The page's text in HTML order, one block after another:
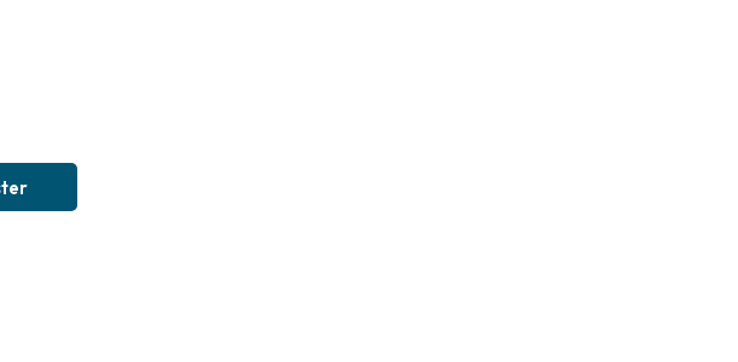
hafif yapısıyla vücuda konforlu şekilde uyum sağlar ve günlük kullanım için ideal bir deneyim